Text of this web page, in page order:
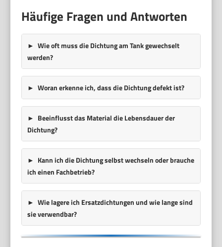
Häufige Fragen und Antworten
Wie oft muss die Dichtung am Tank gewechselt
werden?
Woran erkenne ich, dass die Dichtung defekt ist?
Beeinflusst das Material die Lebensdauer der
Dichtung?
Kann ich die Dichtung selbst wechseln oder brauche
ich einen Fachbetrieb?
Wie lagere ich Ersatzdichtungen und wie lange sind
sie verwendbar?